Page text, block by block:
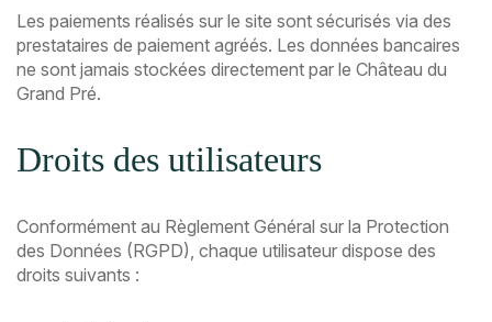
Les paiements réalisés sur le site sont sécurisés via des
prestataires de paiement agréés. Les données bancaires
ne sont jamais stockées directement par le Château du
Grand Pré.
Droits des utilisateurs
Conformément au Règlement Général sur la Protection
des Données (RGPD), chaque utilisateur dispose des
droits suivants :